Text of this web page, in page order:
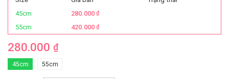
45cm
280.000₫
55cm 420.000₫
280.000 ₫
45cm 55cm